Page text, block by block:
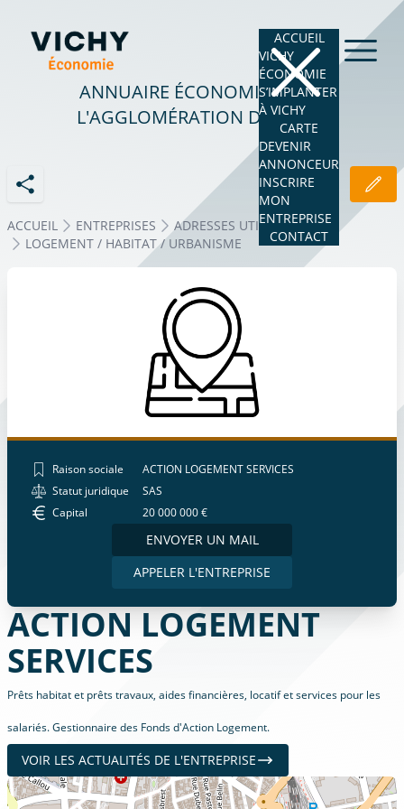
ACCUEIL
VICHY
ÉCONOMIE
S’IMPLANTER
À VICHY
CARTE
DEVENIR
ANNONCEUR
INSCRIRE
MON
ENTREPRISE
CONTACT
ANNUAIRE ÉCONOMIQUE DE
L'AGGLOMÉRATION DE VICHY
ACCUEIL ENTREPRISES
ADRESSES UTILES
LOGEMENT / HABITAT / URBANISME
Raison sociale
ACTION LOGEMENT SERVICES
Statut juridique
SAS
Capital
20 000 000 €
ENVOYER UN MAIL
APPELER L'ENTREPRISE
ACTION LOGEMENT
SERVICES
Prêts habitat et prêts travaux, aides financières, locatif et services pour les
salariés. Gestionnaire des Fonds d'Action Logement.
VOIR LES ACTUALITÉS DE L'ENTREPRISE